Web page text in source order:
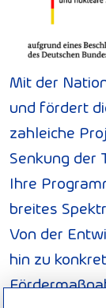
Mit der
und fördert
zahleiche
Senkung der
Ihre
breites
Von der
hin zu